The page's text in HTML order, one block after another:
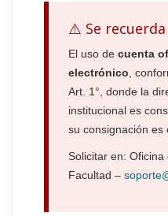
⚠️ Se recuerda
El uso de cuenta
electrónico ,
Art. 1°, donde la
institucional es
su consignación es
Solicitar en:
Facultad –